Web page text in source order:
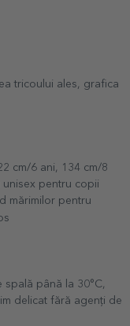
tricoului ales, grafica
cm/6 ani, 134 cm/8
unisex pentru copii
mărimilor pentru
spală până la 30°C,
delicat fără agenți de